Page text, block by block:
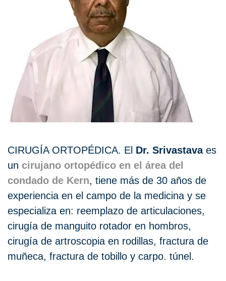
CIRUGÍA ORTOPÉDICA. El Dr. Srivastavaes
un cirujano ortopédico en el área del
condado de Kern, tiene más de 30 años de
experiencia en el campo de la medicina y se
especializa en: reemplazo de articulaciones,
cirugía de manguito rotador en hombros,
cirugía de artroscopia en rodillas, fractura de
muñeca, fractura de tobillo y carpo. túnel.